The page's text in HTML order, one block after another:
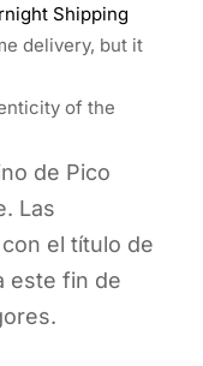
Shipping
delivery, but it
of the
de Pico
Las
el título de
este fin de